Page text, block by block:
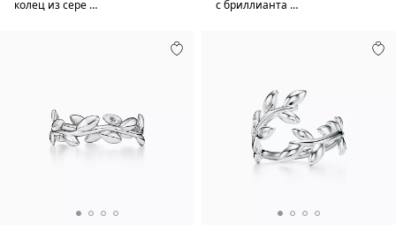
колец из сере …
с бриллианта …